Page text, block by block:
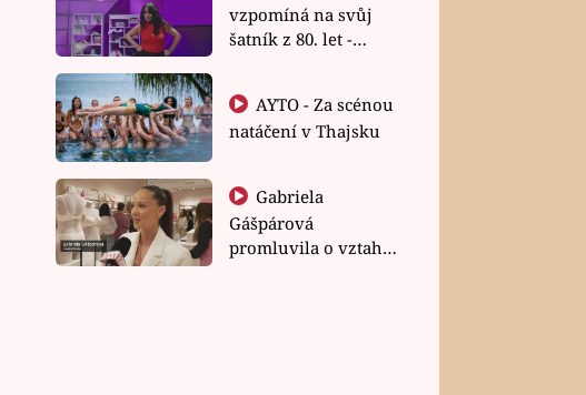
vzpomíná na svůj
šatník z 80. let -
natáčení v Thajsku
Gabriela
Gášpárová
promluvila o vztahu